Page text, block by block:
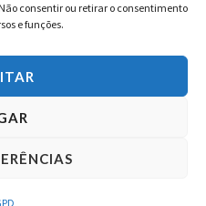
consentir ou retirar o consentimento
e funções.
de Venda
Edições Colibri